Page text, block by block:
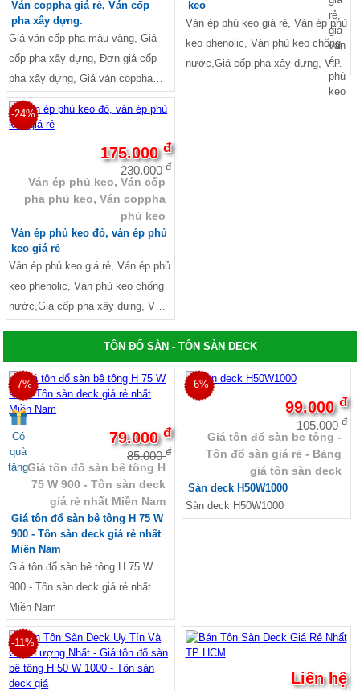
Ván coppha giá rẻ, Ván cốp
pha xây dựng.
Giá ván cốp pha màu vàng, Giá
cốp pha xây dựng, Đơn giá cốp
pha xây dựng, Giá ván coppha
màu vàng 2021
keo
Ván ép phủ keo giá rẻ, Ván ép phủ
keo phenolic, Ván phủ keo chống
nước,Giá cốp pha xây dựng, Ván
cốp pha giá rẻ, Ván cốp pha xây
-24%
175.000đ
230.000đ
Ván ép phủ keo, Ván cốp
pha phủ keo, Ván coppha
phủ keo
Ván ép phủ keo đỏ, ván ép phủ
keo giá rẻ
Ván ép phủ keo giá rẻ, Ván ép phủ
keo phenolic, Ván phủ keo chống
nước,Giá cốp pha xây dựng, Ván
dựng, Ván ép xây dựng,TÔN ĐỔ SÀN - TÔN SÀN DECK
-7%
Có
quà
tặng
79.000đ
85.000đ
Giá tôn đổ sàn bê tông H
75 W 900 - Tôn sàn deck
giá rẻ nhất Miền Nam
Giá tôn đổ sàn bê tông H 75 W
900 - Tôn sàn deck giá rẻ nhất
Miền Nam
Giá tôn đổ sàn bê tông H 75 W
900 - Tôn sàn deck giá rẻ nhất
Miền Nam
-6%
99.000đ
105.000đ
Giá tôn đổ sàn be tông -
Tôn đổ sàn giá rẻ - Bảng
giá tôn sàn deck
Sàn deck H50W1000
Sàn deck H50W1000
-11%
Liên hệ